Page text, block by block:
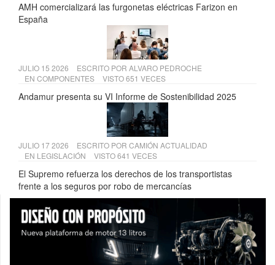
AMH comercializará las furgonetas eléctricas Farizon en
España
JULIO 15 2026 ESCRITO POR ALVARO PEDROCHE
EN COMPONENTES VISTO 651 VECES
Andamur presenta su VI Informe de Sostenibilidad 2025
JULIO 17 2026 ESCRITO POR CAMIÓN ACTUALIDAD
EN LEGISLACIÓN VISTO 641 VECES
El Supremo refuerza los derechos de los transportistas
frente a los seguros por robo de mercancías